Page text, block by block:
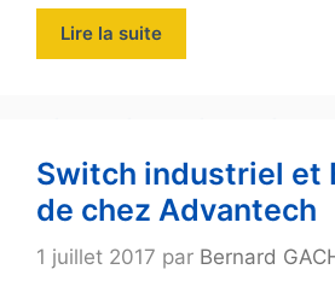
Lire la suite
Switch industriel et
de chez Advantech
1 juillet 2017 par Bernard